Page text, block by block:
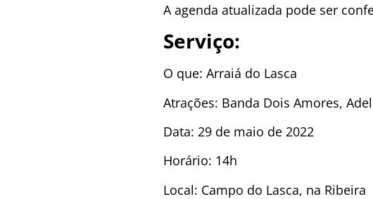
A agenda atualizada pode ser
Serviço:
O que: Arraiá do Lasca
Atrações: Banda Dois Amores,
Data: 29 de maio de 2022
Horário: 14h
Local: Campo do Lasca, na Ribeira